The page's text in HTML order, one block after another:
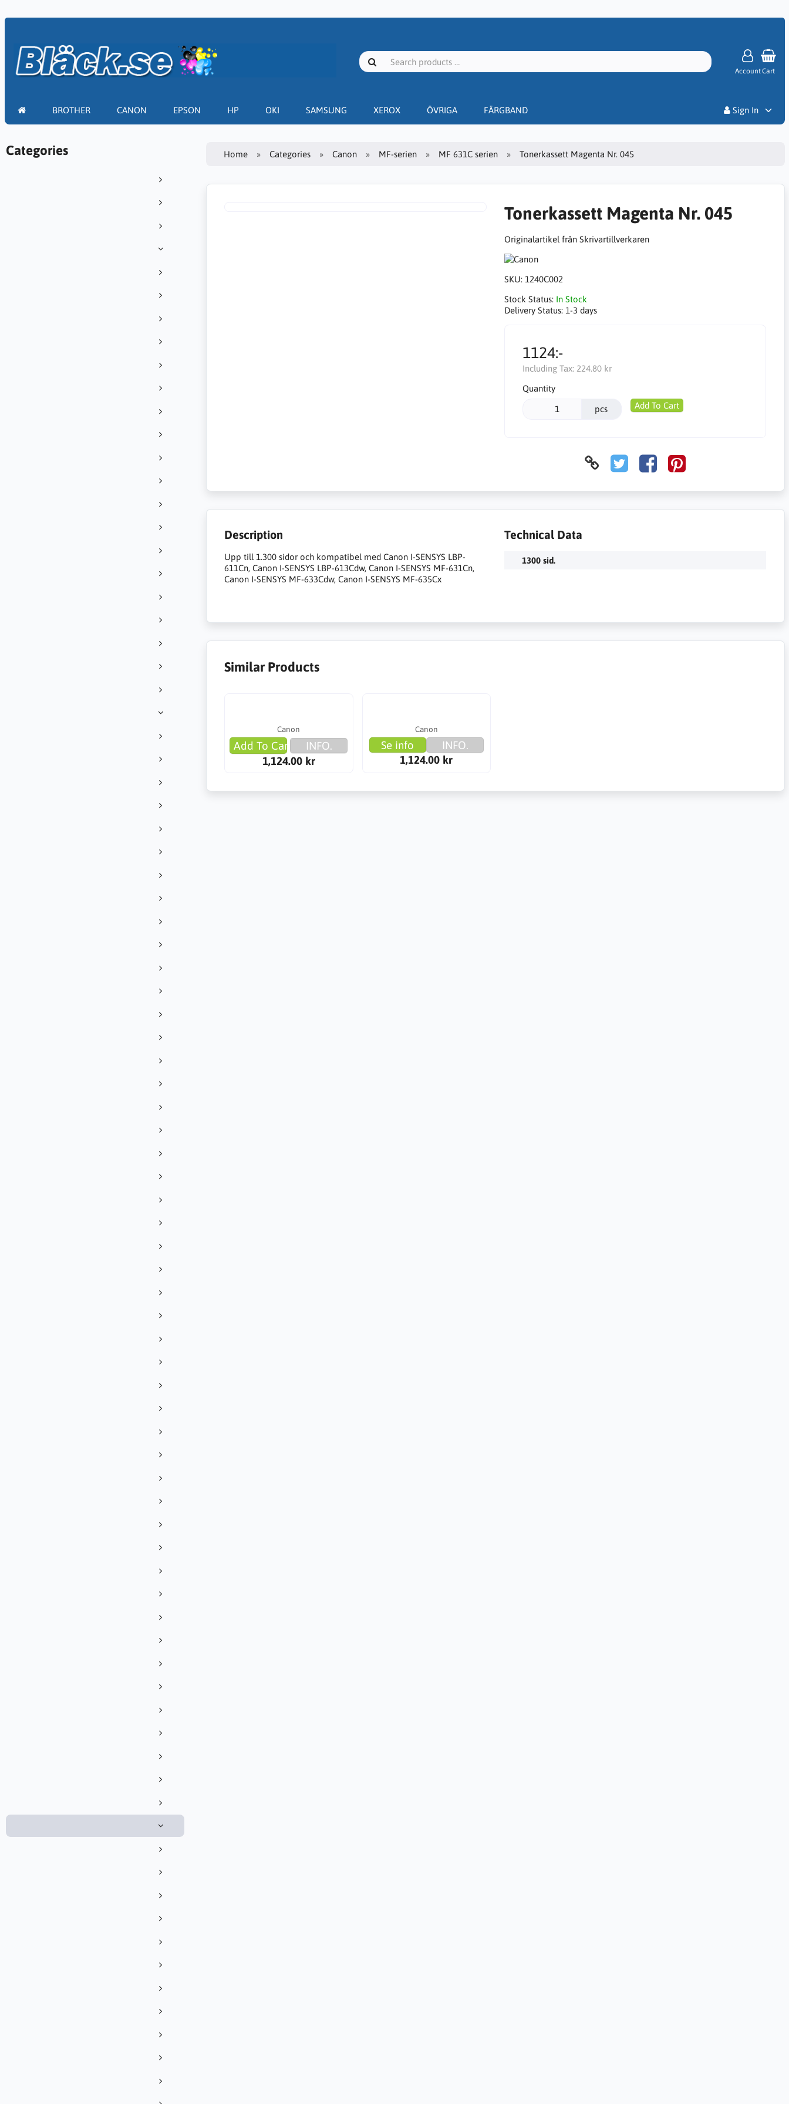
AccountCart
BROTHER CANON EPSON HP OKI SAMSUNG XEROX ÖVRIGA FÄRGBAND
Sign In
Categories Home Categories Canon MF-serien MF 631C serien Tonerkassett Magenta Nr. 045
Tonerkassett Magenta Nr. 045
Originalartikel från Skrivartillverkaren
SKU: 1240C002
Stock Status: In Stock
Delivery Status: 1-3 days
1124:-
Including Tax: 224.80 kr
Quantity
pcs Add To Cart
Description
Upp till 1.300 sidor och kompatibel med Canon I-SENSYS LBP-
611Cn, Canon I-SENSYS LBP-613Cdw, Canon I-SENSYS MF-631Cn,
Canon I-SENSYS MF-633Cdw, Canon I-SENSYS MF-635Cx
Technical Data
1300 sid.
Similar Products
Canon
Add To Cart
INFO.
1,124.00 kr
Canon
Se info
INFO.
1,124.00 kr